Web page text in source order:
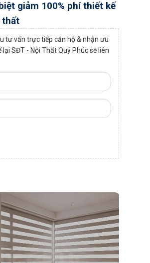
giảm 100% phí thiết kế
thất
tư vấn trực tiếp căn hộ & nhận ưu
lại SĐT - Nội Thất Quý Phúc sẽ liên